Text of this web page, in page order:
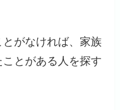
がなければ、家族
とがある人を探す